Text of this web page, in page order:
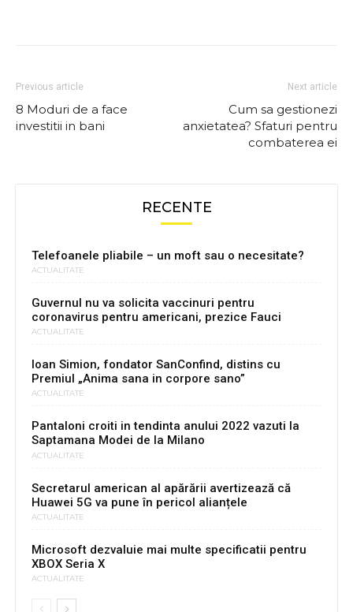
Previous article
8 Moduri de a face
investitii in bani
Next article
Cum sa gestionezi
anxietatea? Sfaturi pentru
combaterea ei
RECENTE
Telefoanele pliabile – un moft sau o necesitate?
ACTUALITATE
Guvernul nu va solicita vaccinuri pentru
coronavirus pentru americani, prezice Fauci
ACTUALITATE
Ioan Simion, fondator SanConfind, distins cu
Premiul „Anima sana in corpore sano”
ACTUALITATE
Pantaloni croiti in tendinta anului 2022 vazuti la
Saptamana Modei de la Milano
ACTUALITATE
Secretarul american al apărării avertizează că
Huawei 5G va pune în pericol alianțele
ACTUALITATE
Microsoft dezvaluie mai multe specificatii pentru
XBOX Seria X
ACTUALITATE